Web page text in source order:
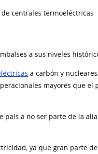
a sus niveles
a carbón y
mayores que
a no ser parte de la
ya que gran parte